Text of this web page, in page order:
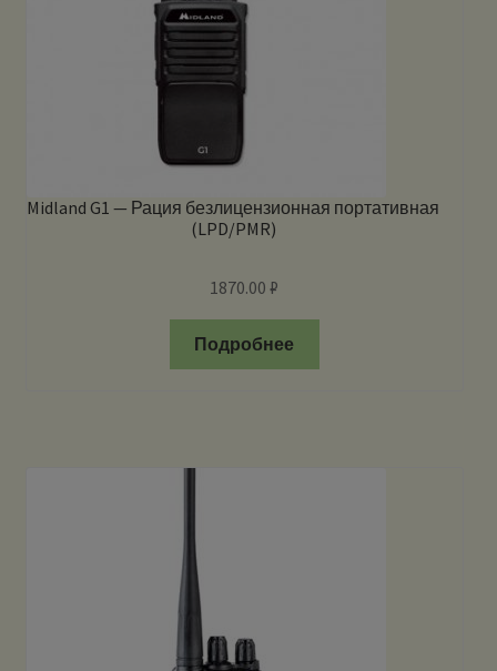
Midland G1 — Рация безлицензионная портативная
(LPD/PMR)
1870.00₽
Подробнее